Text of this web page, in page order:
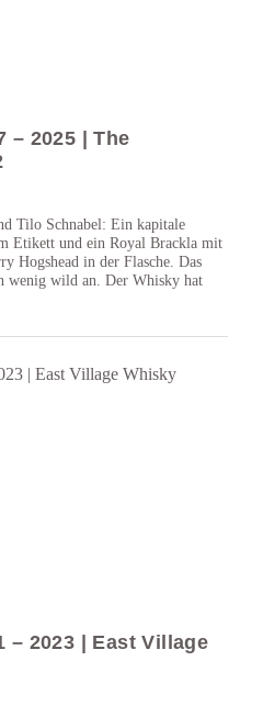
– 2025 | The
Tilo Schnabel: Ein kapitale
Etikett und ein Royal Brackla mit
Hogshead in der Flasche. Das
wenig wild an. Der Whisky hat
– 2023 | East Village